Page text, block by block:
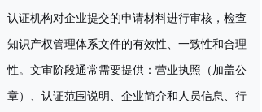
认证机构对企业提交的申请材料进行审核，检查
知识产权管理体系文件的有效性、一致性和合理
性。文审阶段通常需要提供：营业执照（加盖公
章）、认证范围说明、企业简介和人员信息、行